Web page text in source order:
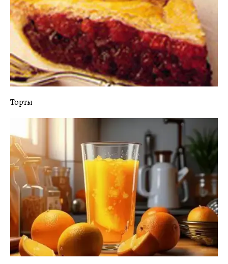
Торты